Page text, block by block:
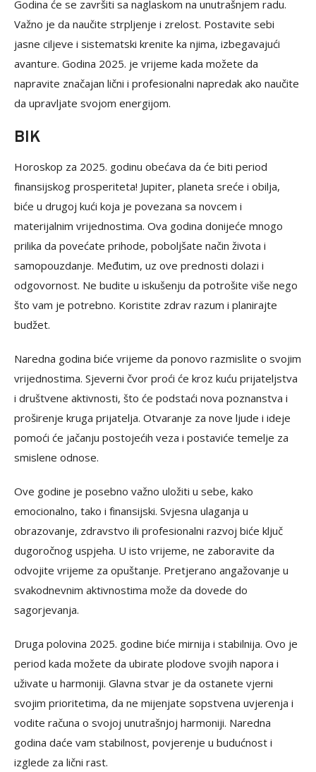
Godina će se završiti sa naglaskom na unutrašnjem radu.
Važno je da naučite strpljenje i zrelost. Postavite sebi
jasne ciljeve i sistematski krenite ka njima, izbegavajući
avanture. Godina 2025. je vrijeme kada možete da
napravite značajan lični i profesionalni napredak ako naučite
da upravljate svojom energijom.
BIK
Horoskop za 2025. godinu obećava da će biti period
finansijskog prosperiteta! Jupiter, planeta sreće i obilja,
biće u drugoj kući koja je povezana sa novcem i
materijalnim vrijednostima. Ova godina donijeće mnogo
prilika da povećate prihode, poboljšate način života i
samopouzdanje. Međutim, uz ove prednosti dolazi i
odgovornost. Ne budite u iskušenju da potrošite više nego
što vam je potrebno. Koristite zdrav razum i planirajte
budžet.
Naredna godina biće vrijeme da ponovo razmislite o svojim
vrijednostima. Sjeverni čvor proći će kroz kuću prijateljstva
i društvene aktivnosti, što će podstaći nova poznanstva i
proširenje kruga prijatelja. Otvaranje za nove ljude i ideje
pomoći će jačanju postojećih veza i postaviće temelje za
smislene odnose.
Ove godine je posebno važno uložiti u sebe, kako
emocionalno, tako i finansijski. Svjesna ulaganja u
obrazovanje, zdravstvo ili profesionalni razvoj biće ključ
dugoročnog uspjeha. U isto vrijeme, ne zaboravite da
odvojite vrijeme za opuštanje. Pretjerano angažovanje u
svakodnevnim aktivnostima može da dovede do
sagorjevanja.
Druga polovina 2025. godine biće mirnija i stabilnija. Ovo je
period kada možete da ubirate plodove svojih napora i
uživate u harmoniji. Glavna stvar je da ostanete vjerni
svojim prioritetima, da ne mijenjate sopstvena uvjerenja i
vodite računa o svojoj unutrašnjoj harmoniji. Naredna
godina daće vam stabilnost, povjerenje u budućnost i
izglede za lični rast.